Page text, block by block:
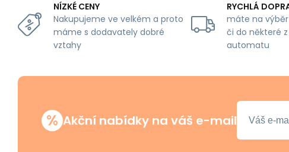
NÍZKÉ CENY
Nakupujeme ve velkém a proto
máme s dodavately dobré
vztahy
RYCHLÁ
máte na
či do některé
automatu
% Akční nabídky na váš e-mail